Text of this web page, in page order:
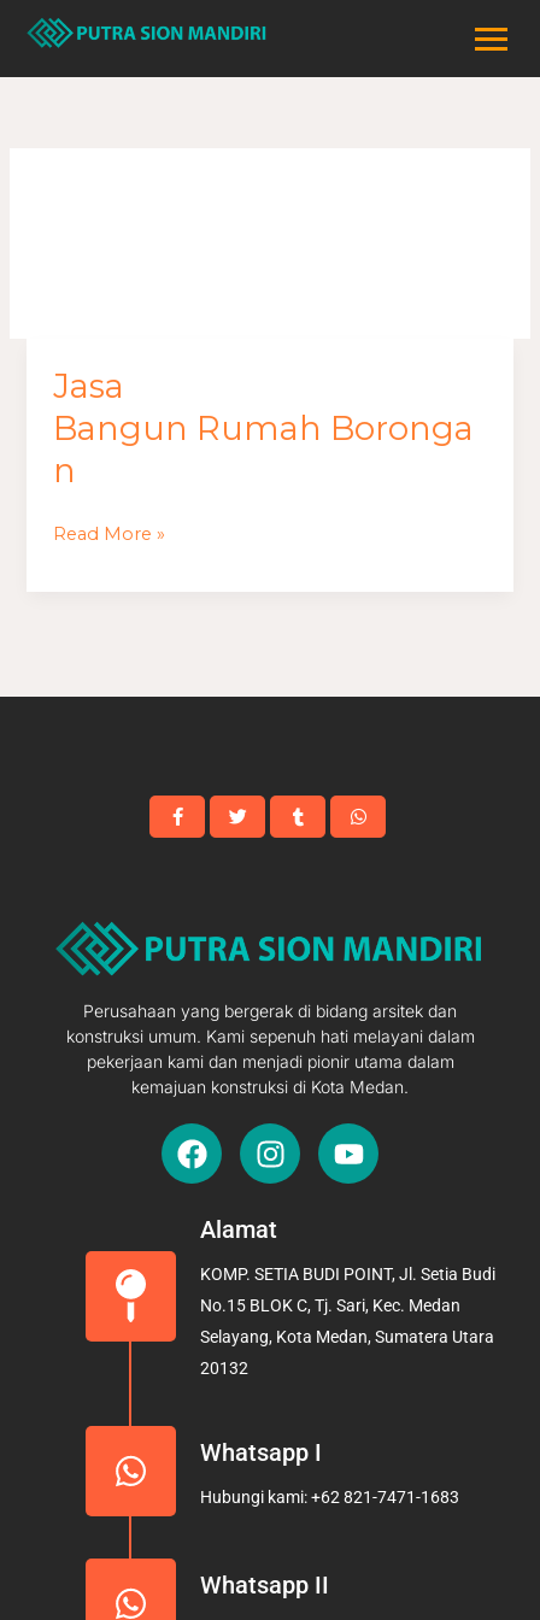
Lewati
konten
Jasa
Bangun Rumah Boronga
n
Jasa
Bangun Rumah Borongan
Read More »
Perusahaan yang bergerak di bidang arsitek dan
konstruksi umum. Kami sepenuh hati melayani dalam
pekerjaan kami dan menjadi pionir utama dalam
kemajuan konstruksi di Kota Medan.
F
a
e
o
o
k
I
n
t
g
r
a
Y
o
b
e
Alamat
KOMP. SETIA BUDI POINT, Jl. Setia Budi
No.15 BLOK C, Tj. Sari, Kec. Medan
Selayang, Kota Medan, Sumatera Utara
20132
Whatsapp I
Hubungi kami: +62 821-7471-1683
Whatsapp II